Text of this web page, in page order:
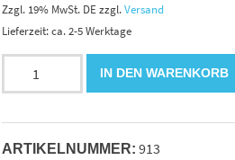
Zzgl. 19% MwSt. DE zzgl.Versand
Lieferzeit: ca. 2-5 Werktage
200mm
x3.6mm
schwarz
IN DEN WARENKORB
ARTIKELNUMMER: 913